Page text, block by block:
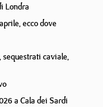
Londra
ecco dove
caviale,
a Cala dei Sardi